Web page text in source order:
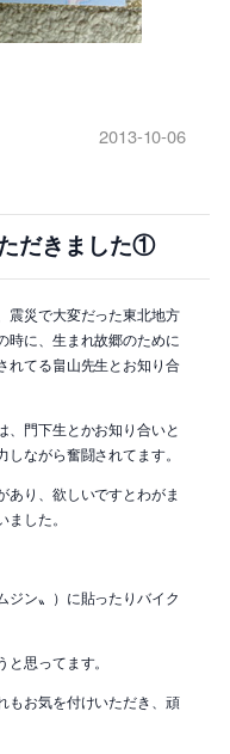
2013-10-06
だきました①
震災で大変だった東北地方
時に、生まれ故郷のために
れてる畠山先生とお知り合
、門下生とかお知り合いと
ながら奮闘されてます。
あり、欲しいですとわがま
した。
ジン〟）に貼ったりバイク
思ってます。
もお気を付けいただき、頑